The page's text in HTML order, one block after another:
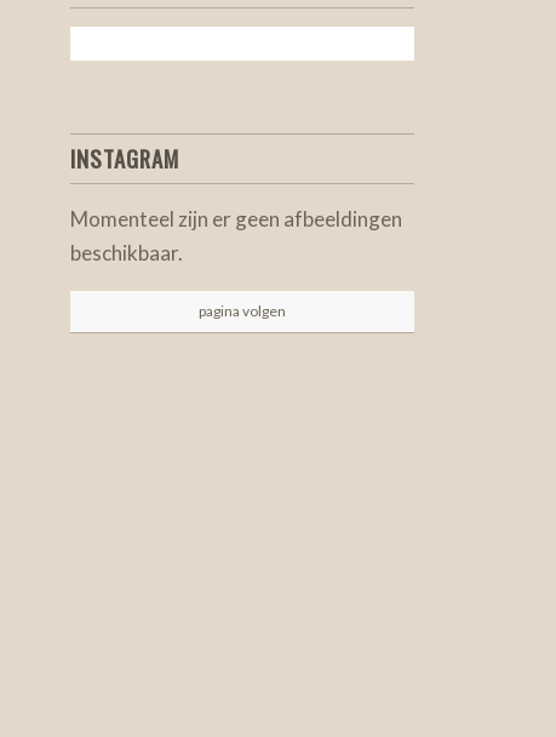
INSTAGRAM
Momenteel zijn er geen afbeeldingen
beschikbaar.
pagina volgen